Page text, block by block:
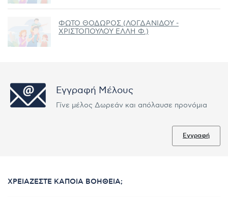
ΦΩΤΟ ΘΟΔΩΡΟΣ (ΛΟΓΔΑΝΙΔΟΥ -
ΧΡΙΣΤΟΠΟΥΛΟΥ ΕΛΛΗ Φ.)
Εγγραφή Μέλους
Γίνε μέλος Δωρεάν και απόλαυσε προνόμια
Εγγραφή
ΧΡΕΙΆΖΕΣΤΕ ΚΆΠΟΙΑ ΒΟΉΘΕΙΑ;